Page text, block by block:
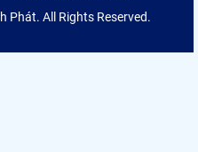
Phát. All Rights Reserved.